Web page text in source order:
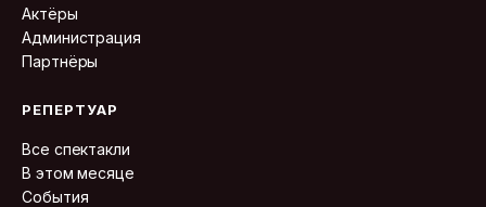
Актёры
Администрация
Партнёры
РЕПЕРТУАР
Все спектакли
В этом месяце
События